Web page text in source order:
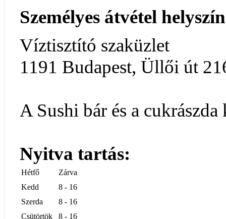
Személyes átvétel
Víztisztító szaküzlet
1191 Budapest, Üllői út
A Sushi bár és a cukrászda
Nyitva tartás:
Hétfő
Zárva
Kedd
8 - 16
Szerda
8 - 16
Csütörtök
8 - 16